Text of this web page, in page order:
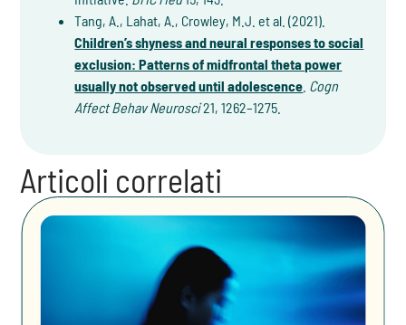
Tang, A., Lahat, A., Crowley, M.J. et al. (2021).
Children’s shyness and neural responses to social
exclusion: Patterns of midfrontal theta power
usually not observed until adolescence Cogn
Affect Behav Neurosci21, 1262–1275.
Articoli correlati